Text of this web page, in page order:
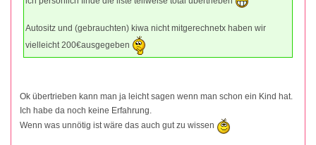
Autositz und (gebrauchten) kiwa nicht mitgerechnetx haben wir
vielleicht 200€ausgegeben
Ok übertrieben kann man ja leicht sagen wenn man schon ein Kind hat.
Ich habe da noch keine Erfahrung.
Wenn was unnötig ist wäre das auch gut zu wissen